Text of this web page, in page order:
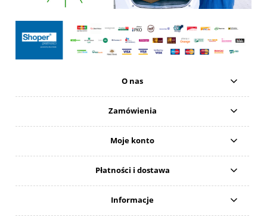
O nas
Zamówienia
Moje konto
Płatności i dostawa
Informacje